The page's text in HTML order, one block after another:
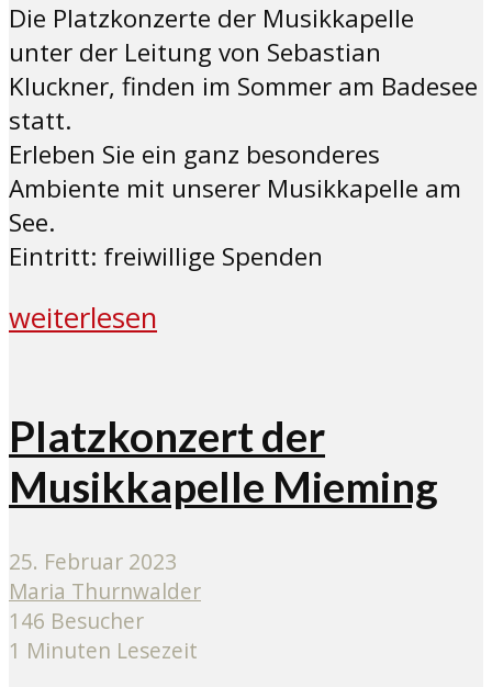
Die Platzkonzerte der Musikkapelle
unter der Leitung von Sebastian
Kluckner, finden im Sommer am Badesee
statt.
Erleben Sie ein ganz besonderes
Ambiente mit unserer Musikkapelle am
See.
Eintritt: freiwillige Spenden
weiterlesen
Platzkonzert der
Musikkapelle Mieming
25. Februar 2023
Maria Thurnwalder
146 Besucher
1 Minuten Lesezeit